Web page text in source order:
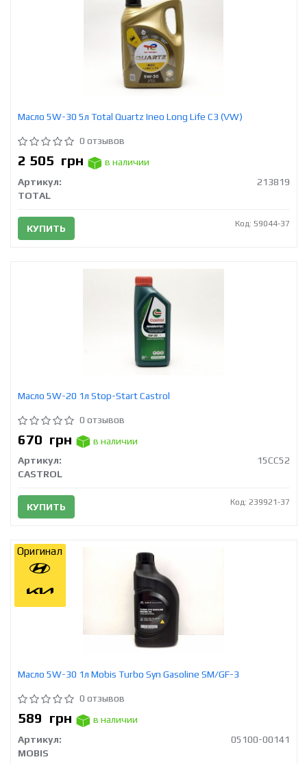
Масло 5W-30 5л Total Quartz Ineo Long Life C3 (VW)
0 отзывов
2 505 грн
в наличии
Артикул:
213819
TOTAL
КУПИТЬ Код: 59044-37
Масло 5W-20 1л Stop-Start Castrol
0 отзывов
670 грн
в наличии
Артикул:
15CC52
CASTROL
КУПИТЬ Код: 239921-37
Масло 5W-30 1л Mobis Turbo Syn Gasoline SM/GF-3
0 отзывов
589 грн
в наличии
Артикул:
05100-00141
MOBIS
Оригинал